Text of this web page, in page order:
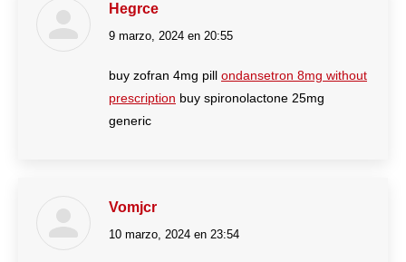
Hegrce
dice:
9 marzo, 2024 en 20:55
buy zofran 4mg pill ondansetron 8mg without
prescription buy spironolactone 25mg
generic
Vomjcr
dice:
10 marzo, 2024 en 23:54